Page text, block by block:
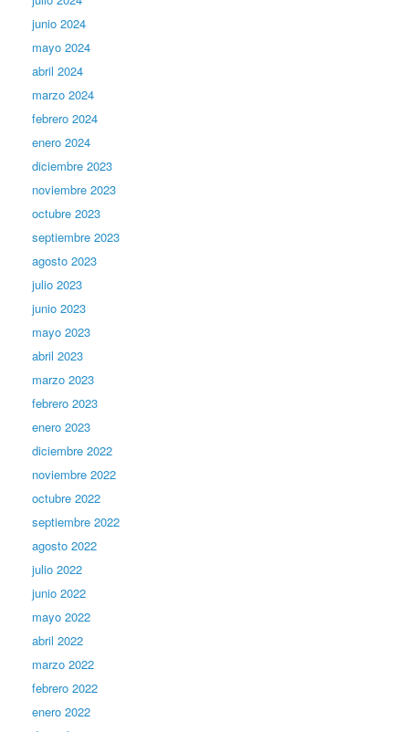
junio 2024
mayo 2024
abril 2024
marzo 2024
febrero 2024
enero 2024
diciembre 2023
noviembre 2023
octubre 2023
septiembre 2023
agosto 2023
julio 2023
junio 2023
mayo 2023
abril 2023
marzo 2023
febrero 2023
enero 2023
diciembre 2022
noviembre 2022
octubre 2022
septiembre 2022
agosto 2022
julio 2022
junio 2022
mayo 2022
abril 2022
marzo 2022
febrero 2022
enero 2022